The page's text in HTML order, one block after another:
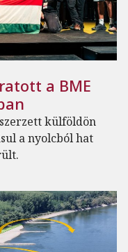
a BME
külföldön
a nyolcból hat